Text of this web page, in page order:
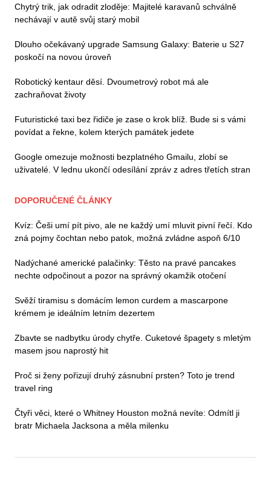
Chytrý trik, jak odradit zloděje: Majitelé karavanů schválně
nechávají v autě svůj starý mobil
Dlouho očekávaný upgrade Samsung Galaxy: Baterie u S27
poskočí na novou úroveň
Robotický kentaur děsí. Dvoumetrový robot má ale
zachraňovat životy
Futuristické taxi bez řidiče je zase o krok blíž. Bude si s vámi
povídat a řekne, kolem kterých památek jedete
Google omezuje možnosti bezplatného Gmailu, zlobí se
uživatelé. V lednu ukončí odesílání zpráv z adres třetích stran
DOPORUČENÉ ČLÁNKY
Kvíz: Češi umí pít pivo, ale ne každý umí mluvit pivní řečí. Kdo
zná pojmy čochtan nebo patok, možná zvládne aspoň 6/10
Nadýchané americké palačinky: Těsto na pravé pancakes
nechte odpočinout a pozor na správný okamžik otočení
Svěží tiramisu s domácím lemon curdem a mascarpone
krémem je ideálním letním dezertem
Zbavte se nadbytku úrody chytře. Cuketové špagety s mletým
masem jsou naprostý hit
Proč si ženy pořizují druhý zásnubní prsten? Toto je trend
travel ring
Čtyři věci, které o Whitney Houston možná nevíte: Odmítl ji
bratr Michaela Jacksona a měla milenku